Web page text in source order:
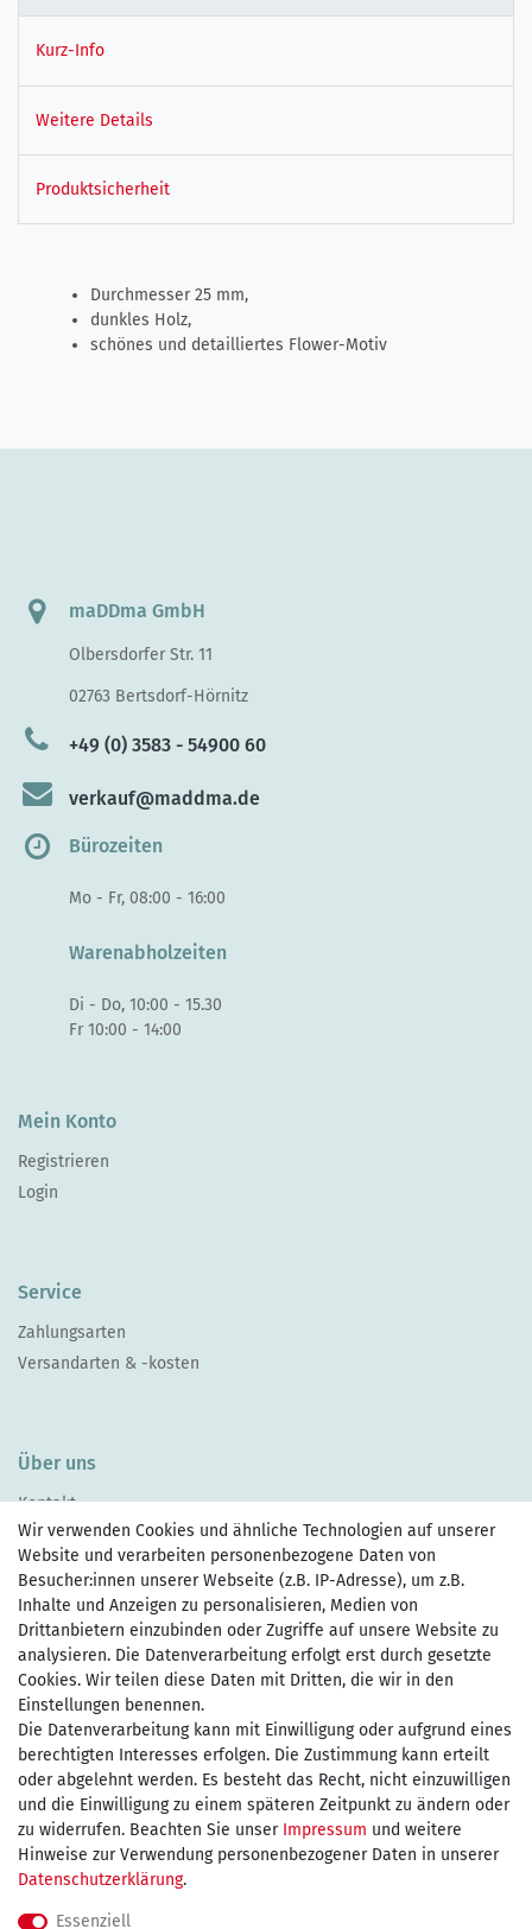
Kurz-Info
Weitere Details
Produktsicherheit
Durchmesser 25 mm,
dunkles Holz,
schönes und detailliertes Flower-Motiv
maDDma GmbH
Olbersdorfer Str. 11
02763 Bertsdorf-Hörnitz
+49 (0) 3583 - 54900 60
verkauf@maddma.de
Bürozeiten
Mo - Fr, 08:00 - 16:00
Warenabholzeiten
Di - Do, 10:00 - 15.30
Fr 10:00 - 14:00
Mein Konto
Registrieren
Login
Service
Zahlungsarten
Versandarten & -kosten
Über uns
Kontakt
Zahlen Sie bequem per
Wir versenden mit
kostenfreie Lieferung
innerhalb Deutschland ab 75€
Wir verwenden Cookies und ähnliche Technologien auf unserer
Website und verarbeiten personenbezogene Daten von
Besucher:innen unserer Webseite (z.B. IP-Adresse), um z.B.
Inhalte und Anzeigen zu personalisieren, Medien von
Drittanbietern einzubinden oder Zugriffe auf unsere Website zu
analysieren. Die Datenverarbeitung erfolgt erst durch gesetzte
Cookies. Wir teilen diese Daten mit Dritten, die wir in den
Einstellungen benennen.
Die Datenverarbeitung kann mit Einwilligung oder aufgrund eines
berechtigten Interesses erfolgen. Die Zustimmung kann erteilt
oder abgelehnt werden. Es besteht das Recht, nicht einzuwilligen
und die Einwilligung zu einem späteren Zeitpunkt zu ändern oder
zu widerrufen. Beachten Sie unser Impressum und weitere
Hinweise zur Verwendung personenbezogener Daten in unserer
Daten­schutz­erklärung.
Essenziell